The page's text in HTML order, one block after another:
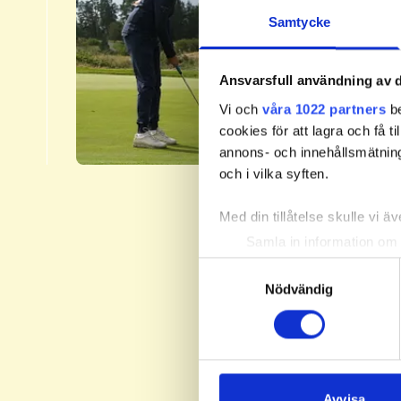
Samtycke
Ansvarsfull användning av
Vi och våra 1022 partners
cookies för att lagra och få
annons- och
och i vilka syften.
Med din tillåtelse skulle vi
Samla in information
Identifiera din enhet
Ta reda på mer om hur
eller dra tillbaka ditt
sociala medier och
till de sociala medier och
Nödvändig
​Läs